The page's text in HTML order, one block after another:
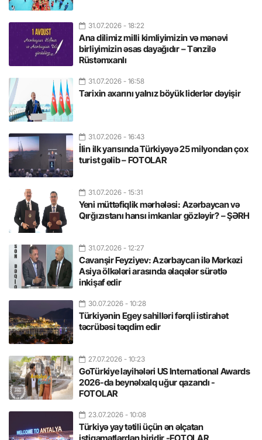
31.07.2026 - 18:22
Ana dilimiz milli kimliyimizin və mənəvi
birliyimizin əsas dayağıdır – Tənzilə
Rüstəmxanlı
31.07.2026 - 16:58
Tarixin axarını yalnız böyük liderlər dəyişir
31.07.2026 - 16:43
İlin ilk yarısında Türkiyəyə 25 milyondan çox
turist gəlib – FOTOLAR
31.07.2026 - 15:31
Yeni müttəfiqlik mərhələsi: Azərbaycan və
Qırğızıstanı hansı imkanlar gözləyir? – ŞƏRH
31.07.2026 - 12:27
Cavanşir Feyziyev: Azərbaycan ilə Mərkəzi
Asiya ölkələri arasında əlaqələr sürətlə
inkişaf edir
30.07.2026 - 10:28
Türkiyənin Egey sahilləri fərqli istirahət
təcrübəsi təqdim edir
27.07.2026 - 10:23
GoTürkiye layihələri US International Awards
2026-da beynəlxalq uğur qazandı -
FOTOLAR
23.07.2026 - 10:08
Türkiyə yay tətili üçün ən əlçatan